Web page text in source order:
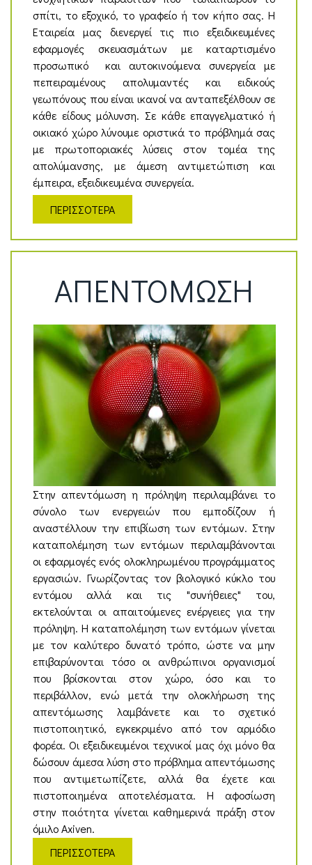
σπίτι, το εξοχικό, το γραφείο ή τον κήπο σας. Η
Εταιρεία μας διενεργεί τις πιο εξειδικευμένες
εφαρμογές σκευασμάτων με καταρτισμένο
προσωπικό και αυτοκινούμενα συνεργεία με
πεπειραμένους απολυμαντές και ειδικούς
γεωπόνους που είναι ικανοί να ανταπεξέλθουν σε
κάθε είδους μόλυνση. Σε κάθε επαγγελματικό ή
οικιακό χώρο λύνουμε οριστικά το πρόβλημά σας
με πρωτοποριακές λύσεις στον τομέα της
απολύμανσης, με άμεση αντιμετώπιση και
έμπειρα, εξειδικευμένα συνεργεία.
ΠΕΡΙΣΣΟΤΕΡΑ
ΑΠΕΝΤΟΜΩΣΗ
Στην απεντόμωση η πρόληψη περιλαμβάνει το
σύνολο των ενεργειών που εμποδίζουν ή
αναστέλλουν την επιβίωση των εντόμων. Στην
καταπολέμηση των εντόμων περιλαμβάνονται
οι εφαρμογές ενός ολοκληρωμένου προγράμματος
εργασιών. Γνωρίζοντας τον βιολογικό κύκλο του
εντόμου αλλά και τις "συνήθειες" του,
εκτελούνται οι απαιτούμενες ενέργειες για την
πρόληψη. Η καταπολέμηση των εντόμων γίνεται
με τον καλύτερο δυνατό τρόπο, ώστε να μην
επιβαρύνονται τόσο οι ανθρώπινοι οργανισμοί
που βρίσκονται στον χώρο, όσο και το
περιβάλλον, ενώ μετά την ολοκλήρωση της
απεντόμωσης λαμβάνετε και το σχετικό
πιστοποιητικό, εγκεκριμένο από τον αρμόδιο
φορέα. Οι εξειδικευμένοι τεχνικοί μας όχι μόνο θα
δώσουν άμεσα λύση στο πρόβλημα απεντόμωσης
που αντιμετωπίζετε, αλλά θα έχετε και
πιστοποιημένα αποτελέσματα. Η αφοσίωση
στην ποιότητα γίνεται καθημερινά πράξη στον
όμιλο Axiven.
ΠΕΡΙΣΣΟΤΕΡΑ